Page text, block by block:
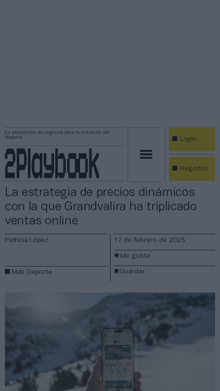
La plataforma de negocios para la industria del
deporte
Login
Registro
La estrategia de precios dinámicos
con la que Grandvalira ha triplicado
ventas online
Patricia López
Más Deporte
17 de febrero de 2025
Guardar
Me gusta